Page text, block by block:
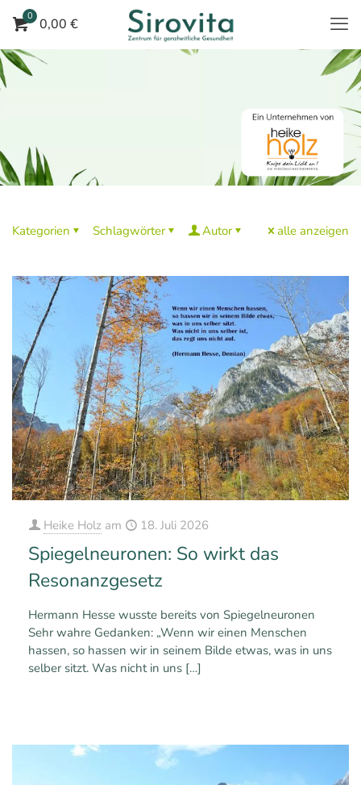
0 0,00 €
Kategorien Schlagwörter Autor alle anzeigen
Heike Holz am 18. Juli 2026
Spiegelneuronen: So wirkt das
Resonanzgesetz
Hermann Hesse wusste bereits von Spiegelneuronen
Sehr wahre Gedanken: „Wenn wir einen Menschen
hassen, so hassen wir in seinem Bilde etwas, was in uns
selber sitzt. Was nicht in uns […]